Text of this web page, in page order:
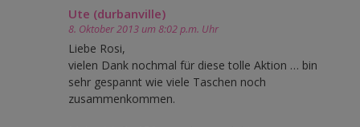
Ute (durbanville)
8. Oktober 2013 um 8:02 p.m. Uhr
Liebe Rosi,
vielen Dank nochmal für diese tolle Aktion … bin
sehr gespannt wie viele Taschen noch
zusammenkommen.